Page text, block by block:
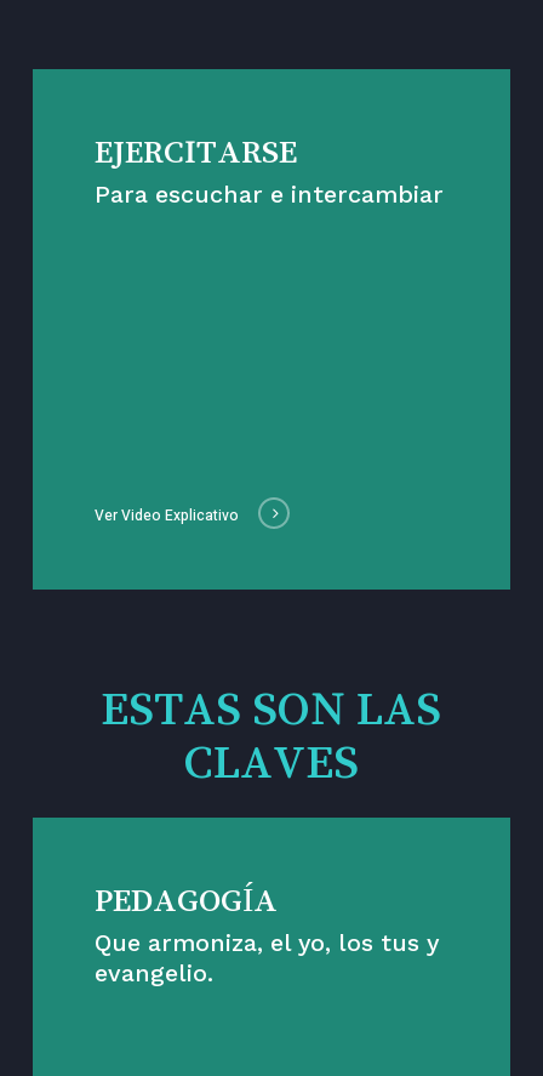
EJERCITARSE
Para escuchar e intercambiar
Ver Video Explicativo
ESTAS SON LAS
CLAVES
PEDAGOGÍA
Que armoniza, el yo, los tus y
evangelio.